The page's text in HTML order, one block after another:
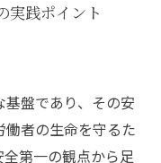
実践ポイント
盤であり、その安
者の生命を守るた
第一の観点から足